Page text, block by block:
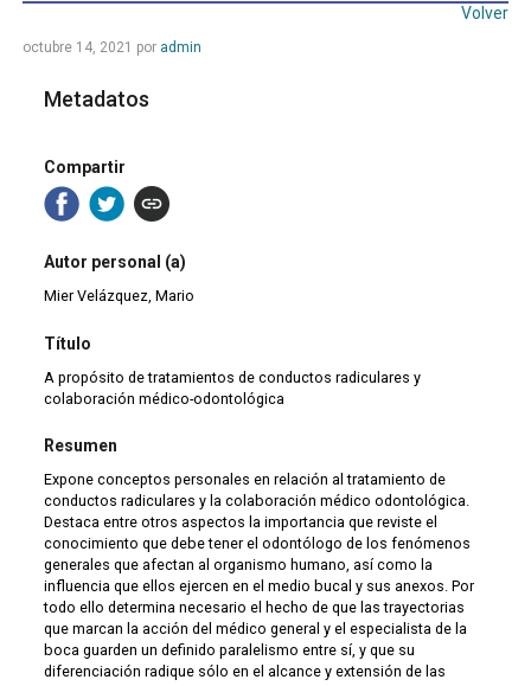
Volver
octubre 14, 2021 por admin
Metadatos
Compartir
Autor personal (a)
Mier Velázquez, Mario
Título
A propósito de tratamientos de conductos radiculares y
colaboración médico-odontológica
Resumen
Expone conceptos personales en relación al tratamiento de
conductos radiculares y la colaboración médico odontológica.
Destaca entre otros aspectos la importancia que reviste el
conocimiento que debe tener el odontólogo de los fenómenos
generales que afectan al organismo humano, así como la
influencia que ellos ejercen en el medio bucal y sus anexos. Por
todo ello determina necesario el hecho de que las trayectorias
que marcan la acción del médico general y el especialista de la
boca guarden un definido paralelismo entre sí, y que su
diferenciación radique sólo en el alcance y extensión de las